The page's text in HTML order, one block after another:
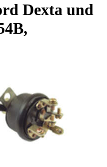
Dexta und